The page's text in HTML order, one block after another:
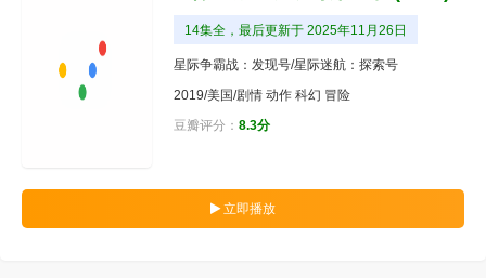
14集全，最后更新于 2025年11月26日
星际争霸战：发现号/星际迷航：探索号
2019/美国/剧情 动作 科幻 冒险
豆瓣评分： 8.3分
立即播放